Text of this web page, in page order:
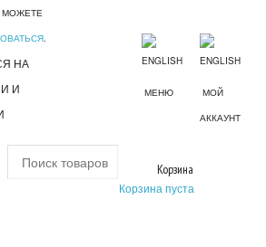
МОЖЕТЕ
.
НА
И
МЕНЮ
МОЙ
АККАУНТ
Корзина
Корзина пуста